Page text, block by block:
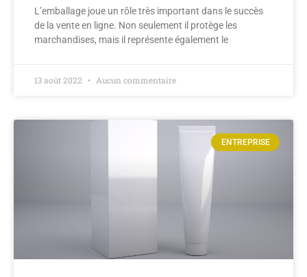
L’emballage joue un rôle très important dans le succès
de la vente en ligne. Non seulement il protège les
marchandises, mais il représente également le
13 août 2022 Aucun commentaire
ENTREPRISE